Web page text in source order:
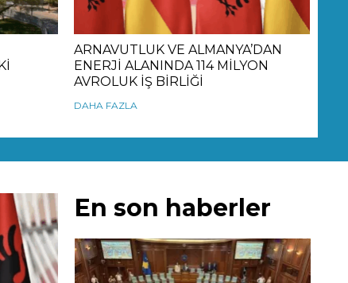
ARNAVUTLUK VE ALMANYA’DAN
ENERJİ ALANINDA 114 MİLYON
AVROLUK İŞ BİRLİĞİ
DAHA FAZLA
En son haberler